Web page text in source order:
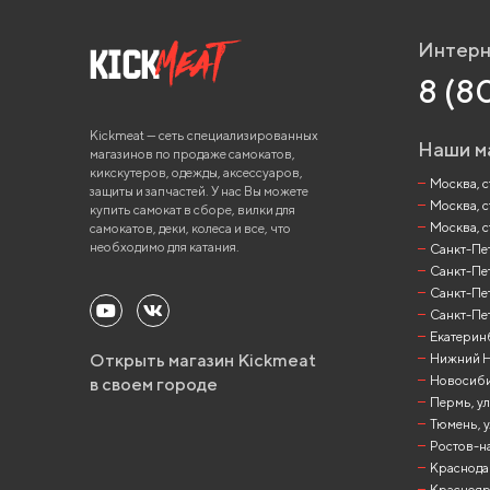
Kickmeat — сеть специализированных
магазинов по продаже самокатов,
кикскутеров, одежды, аксессуаров,
защиты и запчастей. У нас Вы можете
купить самокат в сборе, вилки для
самокатов, деки, колеса и все, что
необходимо для катания.
Открыть магазин Kickmeat
в своем городе
8
Наши
Москва,
Москва,
Москва,
Санкт-
Санкт-
Санкт-
Санкт-
Нижний
Пермь,
Тюмень,
Ростов-